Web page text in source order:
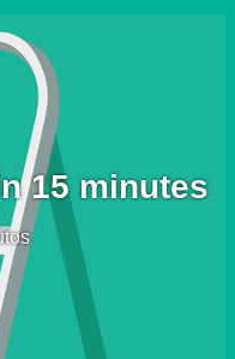
15 minutes